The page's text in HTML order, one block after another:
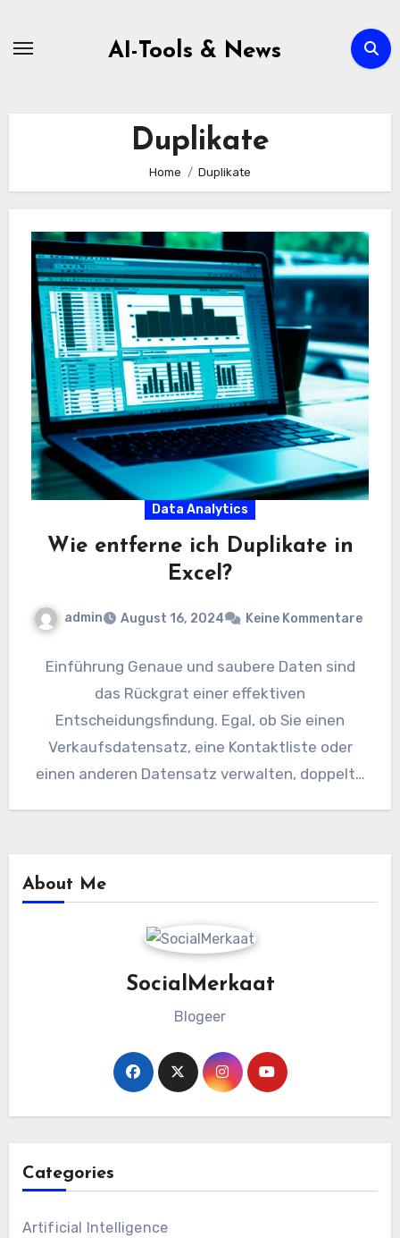
AI-Tools & News
Duplikate
Home Duplikate
Data Analytics
Wie entferne ich Duplikate in
Excel?
admin August 16, 2024 Keine Kommentare
Einführung Genaue und saubere Daten sind
das Rückgrat einer effektiven
Entscheidungsfindung. Egal, ob Sie einen
Verkaufsdatensatz, eine Kontaktliste oder
einen anderen Datensatz verwalten, doppelte
About Me
SocialMerkaat
Blogeer
Categories
Artificial Intelligence